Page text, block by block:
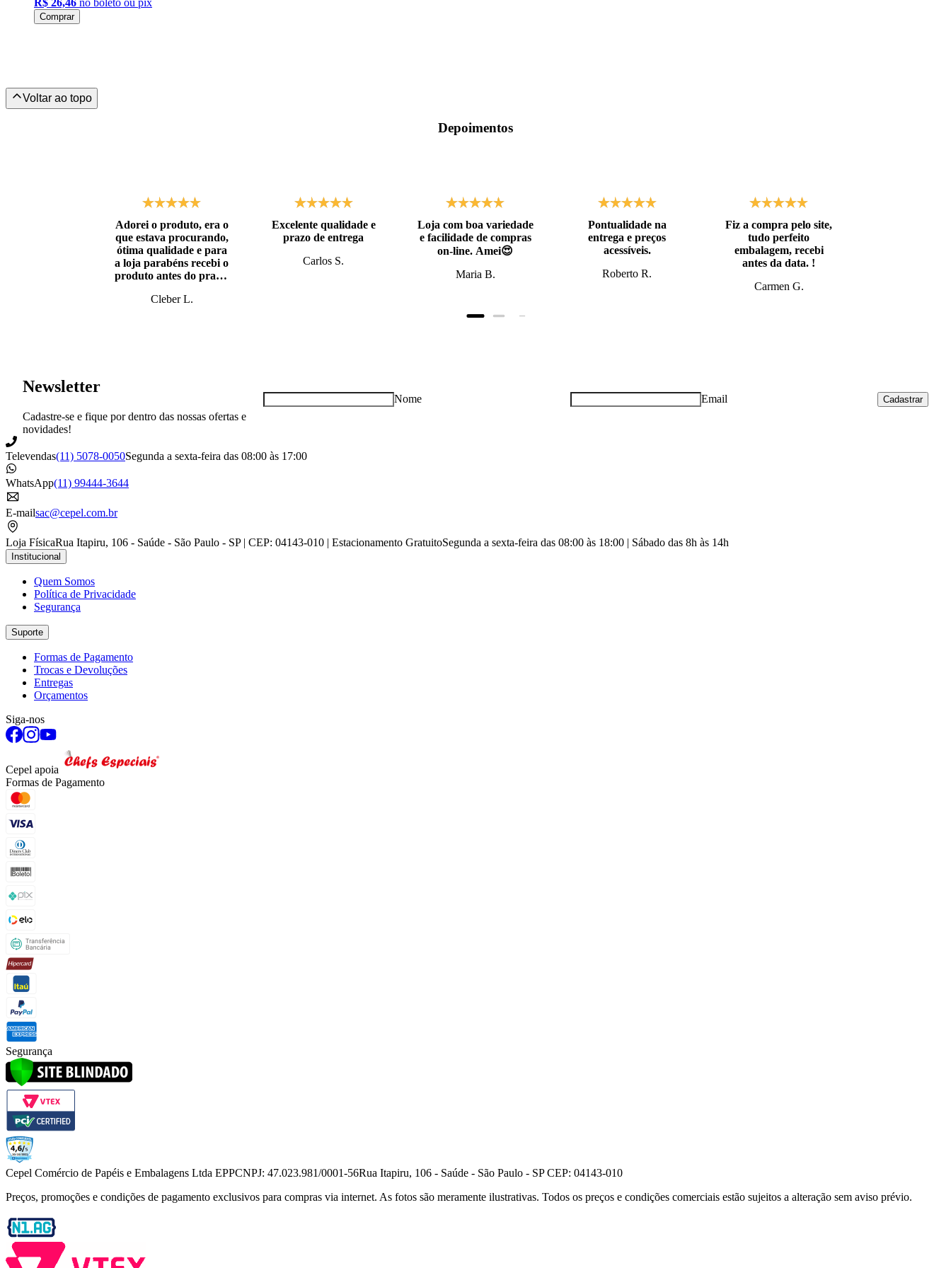
Comprar
Depoimentos
Adorei o produto, era o
que estava procurando,
ótima qualidade e para
a loja parabéns recebi o
produto antes do prazo,
Cleber L.
Excelente qualidade e
prazo de entrega
Carlos S.
Loja com boa variedade
e facilidade de compras
on-line. Amei😍
Maria B.
Pontualidade na
entrega e preços
acessíveis.
Roberto R.
Fiz a compra pelo site,
tudo perfeito
embalagem, recebi
antes da data. !
Carmen G.
Newsletter
Cadastre-se e fique por dentro das nossas ofertas e
novidades!
Nome Email Cadastrar
Televendas(11) 5078-0050Segunda a sexta-feira das 08:00 às 17:00
WhatsApp(11) 99444-3644
E-mailsac@cepel.com.br
Loja FísicaRua Itapiru, 106 - Saúde - São Paulo - SP | CEP: 04143-010 | Estacionamento GratuitoSegunda a sexta-feira das 08:00 às 18:00 | Sábado das 8h às 14h
Institucional
Quem Somos
Política de Privacidade
Segurança
Suporte
Formas de Pagamento
Trocas e Devoluções
Entregas
Orçamentos
Siga-nos
Cepel apoia
Formas de Pagamento
Segurança
Cepel Comércio de Papéis e Embalagens Ltda EPPCNPJ: 47.023.981/0001-56Rua Itapiru, 106 - Saúde - São Paulo - SP CEP: 04143-010
Preços, promoções e condições de pagamento exclusivos para compras via internet. As fotos são meramente ilustrativas. Todos os preços e condições comerciais estão sujeitos a alteração sem aviso prévio.